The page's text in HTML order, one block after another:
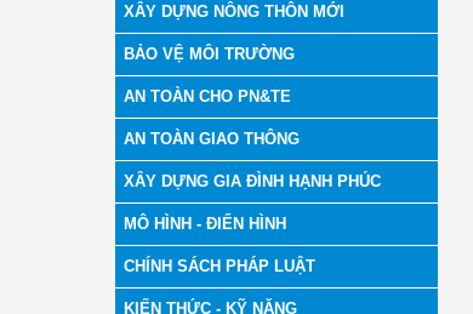
XÂY DỰNG NÔNG THÔN MỚI
BẢO VỆ MÔI TRƯỜNG
AN TOÀN CHO PN&TE
AN TOÀN GIAO THÔNG
XÂY DỰNG GIA ĐÌNH HẠNH PHÚC
MÔ HÌNH - ĐIỂN HÌNH
CHÍNH SÁCH PHÁP LUẬT
KIẾN THỨC - KỸ NĂNG